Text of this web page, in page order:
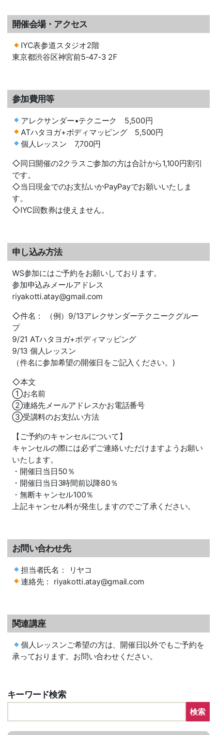
開催会場・アクセス
IYC表参道スタジオ2階
東京都渋谷区神宮前5-47-3 2F
参加費用等
アレクサンダー•テクニーク 5,500円
ATハタヨガ+ボディマッピング 5,500円
個人レッスン 7,700円
◇同日開催の2クラスご参加の方は合計から1,100円割引
です。
◇当日現金でのお支払いかPayPayでお願いいたしま
す。
◇IYC回数券は使えません。
申し込み方法
WS参加にはご予約をお願いしております。
参加申込みメールアドレス
riyakotti.atay@gmail.com
◇件名： （例）9/13アレクサンダーテクニークグルー
プ
9/21 ATハタヨガ+ボディマッピング
9/13 個人レッスン
（件名に参加希望の開催日をご記入ください。)
◇本文
①お名前
②連絡先メールアドレスかお電話番号
③受講料のお支払い方法
【ご予約のキャンセルについて】
キャンセルの際には必ずご連絡いただけますようお願い
いたします。
・開催日当日50％
・開催日当日3時間前以降80％
・無断キャンセル100％
上記キャンセル料が発生しますのでご了承ください。
お問い合わせ先
担当者氏名： リヤコ
連絡先： riyakotti.atay@gmail.com
関連講座
個人レッスンご希望の方は、開催日以外でもご予約を
承っております。お問い合わせください。
キーワード検索
検索